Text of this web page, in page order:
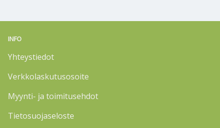
INFO
Yhteystiedot
Verkkolaskutusosoite
Myynti- ja toimitusehdot
Tietosuojaseloste